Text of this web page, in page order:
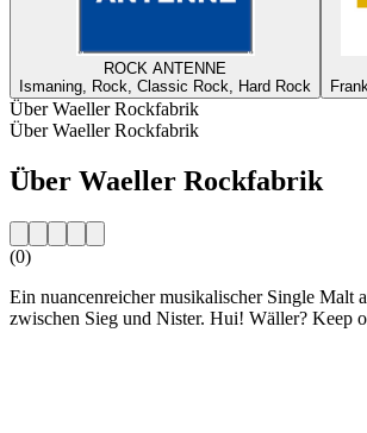
ROCK ANTENNE
Ismaning, Rock, Classic Rock, Hard Rock
Über Waeller Rockfabrik
Über Waeller Rockfabrik
Über Waeller Rockfabrik
(0)
Ein nuancenreicher musikalischer Single Malt
zwischen Sieg und Nister. Hui! Wäller? Keep